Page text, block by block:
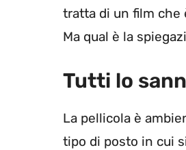
tratta di un film che
Ma qual è la
Tutti lo
La pellicola è
tipo di posto in cui